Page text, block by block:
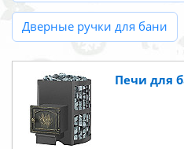
Дверные ручки для бани
Печи для